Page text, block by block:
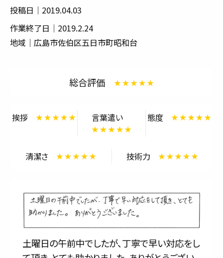
料金一覧
対応事例
ご利用の流れ
会社紹介
投稿日｜2019.04.03
作業終了日｜2019.2.24
地域｜広島市佐伯区五日市町昭和台
総合評価
挨拶 言葉遣い 態度
清潔さ 技術力
土曜日の午前中でしたが、丁寧で早い対応をし